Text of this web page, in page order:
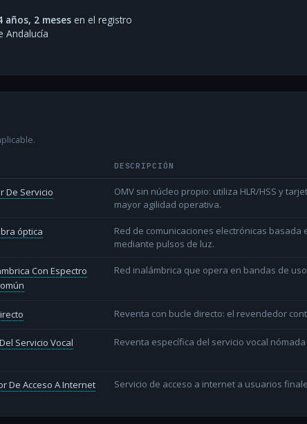
años, 2 meses en el registro
Andalucía
DESCRIPCIÓN
De Servicio
OMV sin núcleo propio: utiliza HLR/HSS y
mayor agilidad operativa.
óptica
Red de comunicaciones electrónicas
mediante pulsos de luz.
Con Espectro
Red inalámbrica que opera en bandas de
Reventa con bucle directo: el revendedor
Servicio Vocal
Reventa específica del servicio vocal
De Acceso A Internet Servicio de acceso a internet a usuarios